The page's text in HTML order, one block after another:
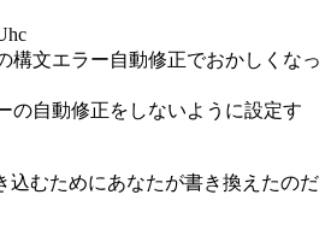
構文エラー自動修正でおかしくなっ
の自動修正をしないように設定す
込むためにあなたが書き換えたのだ